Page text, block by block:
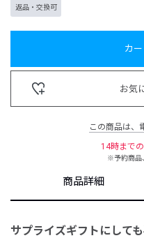
返品・交換可
カ
お気
この商品は、
14時まで
※予約商品
商品詳細
サプライズギフトにして